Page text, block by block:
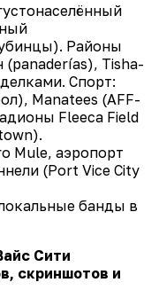
Районы
(panaderías), Tisha-
Спорт:
Manatees (AFF-
Fleeca Field
Mule, аэропорт
(Port Vice City
банды в
Сити
скриншотов и